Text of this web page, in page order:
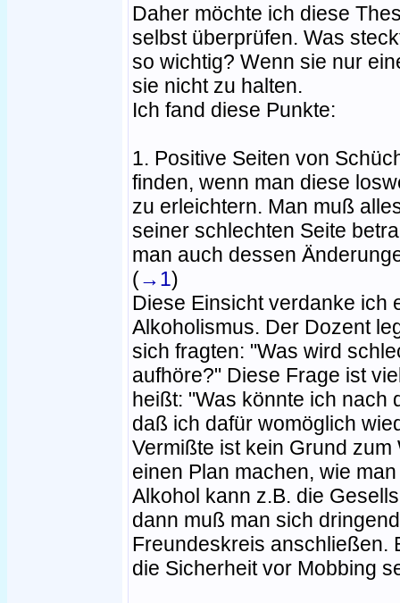
Daher möchte ich diese
selbst überprüfen. Was
so wichtig? Wenn sie nur
sie nicht zu halten.
Ich fand diese Punkte:
1. Positive Seiten von
finden, wenn man diese
zu erleichtern. Man muß
seiner schlechten Seite
man auch dessen
(→1)
Diese Einsicht verdanke ich
Alkoholismus. Der Dozent
sich fragten: "Was wird
aufhöre?" Diese Frage ist
heißt: "Was könnte ich nach
daß ich dafür womöglich
Vermißte ist kein Grund
einen Plan machen, wie
Alkohol kann z.B. die
dann muß man sich
Freundeskreis anschließen.
die Sicherheit vor Mobbing